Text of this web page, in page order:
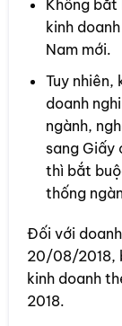
Không bắt
kinh
Nam mới.
Tuy nhiên,
doanh
ngành,
sang Giấy
thì bắt
thống
Đối với
20/08/2018,
kinh doanh
2018.